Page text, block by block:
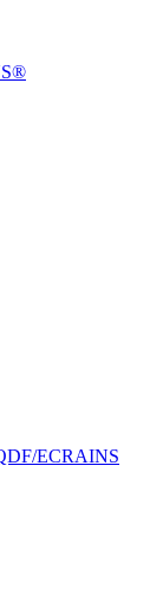
ECRAINS